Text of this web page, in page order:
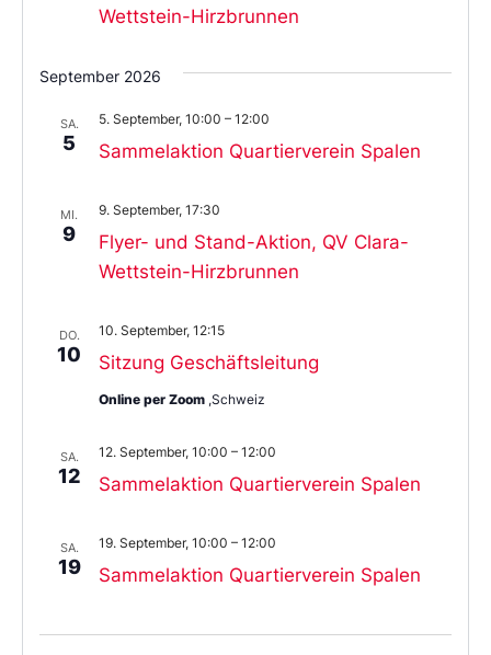
Wettstein-Hirzbrunnen
September 2026
SA.
5 Sammelaktion Quartierverein Spalen
5. September, 10:00 – 12:00
MI.
9
Flyer- und Stand-Aktion, QV Clara-
Wettstein-Hirzbrunnen
9. September, 17:30
DO.
10 Sitzung Geschäftsleitung
10. September, 12:15
Online per Zoom ,Schweiz
SA.
12 Sammelaktion Quartierverein Spalen
12. September, 10:00 – 12:00
SA.
19 Sammelaktion Quartierverein Spalen
19. September, 10:00 – 12:00